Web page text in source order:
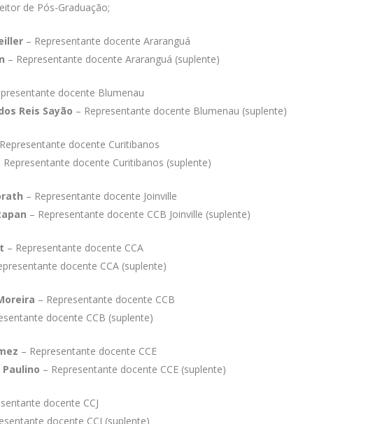
de Pós-Graduação;
– Representante docente Araranguá
– Representante docente Araranguá (suplente)
ntante docente Blumenau
Reis Sayão – Representante docente Blumenau (suplente)
docente Curitibanos
Representante docente Curitibanos (suplente)
– Representante docente Joinville
– Representante docente CCB Joinville (suplente)
– Representante docente CCA
docente CCA (suplente)
– Representante docente CCB
docente CCB (suplente)
– Representante docente CCE
– Representante docente CCE (suplente)
docente CCJ
docente CCJ (suplente)